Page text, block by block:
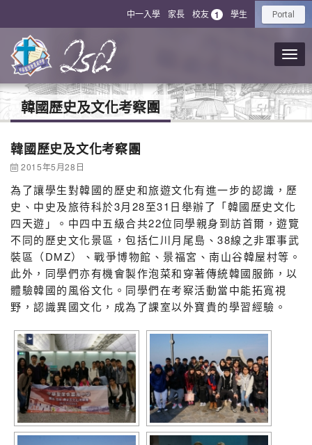
中一入學 家長 校友 1 學生 Portal
韓國歷史及文化考察團
韓國歷史及文化考察團
2015年5月28日
為了讓學生對韓國的歷史和旅遊文化有進一步的認識，歷
史、中史及旅待科於3月28至31日舉辦了「韓國歷史文化
四天遊」。中四中五級合共22位同學親身到訪首爾，遊覽
不同的歷史文化景區，包括仁川月尾島、38線之非軍事武
裝區（DMZ）、戰爭博物館、景福宮、南山谷韓屋村等。
此外，同學們亦有機會製作泡菜和穿著傳統韓國服飾，以
體驗韓國的風俗文化。同學們在考察活動當中能拓寬視
野，認識異國文化，成為了課室以外寶貴的學習經驗。